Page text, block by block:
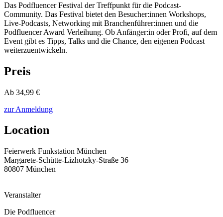
Das Podfluencer Festival der Treffpunkt für die Podcast-
Community. Das Festival bietet den Besucher:innen Workshops,
Live-Podcasts, Networking mit Branchenführer:innen und die
Podfluencer Award Verleihung. Ob Anfänger:in oder Profi, auf dem
Event gibt es Tipps, Talks und die Chance, den eigenen Podcast
weiterzuentwickeln.
Preis
Ab 34,99 €
zur Anmeldung
Location
Feierwerk Funkstation München
Margarete-Schütte-Lizhotzky-Straße 36
80807 München
Veranstalter
Die Podfluencer